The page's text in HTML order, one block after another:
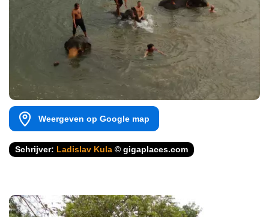
Weergeven op Google map
Schrijver: Ladislav Kula © gigaplaces.com